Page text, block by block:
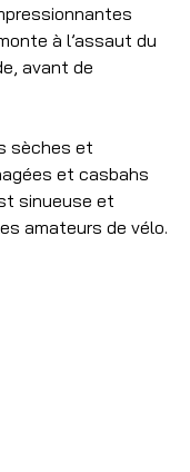
à l’assaut du
avant de
sèches et
et casbahs
sinueuse et
amateurs de vélo.